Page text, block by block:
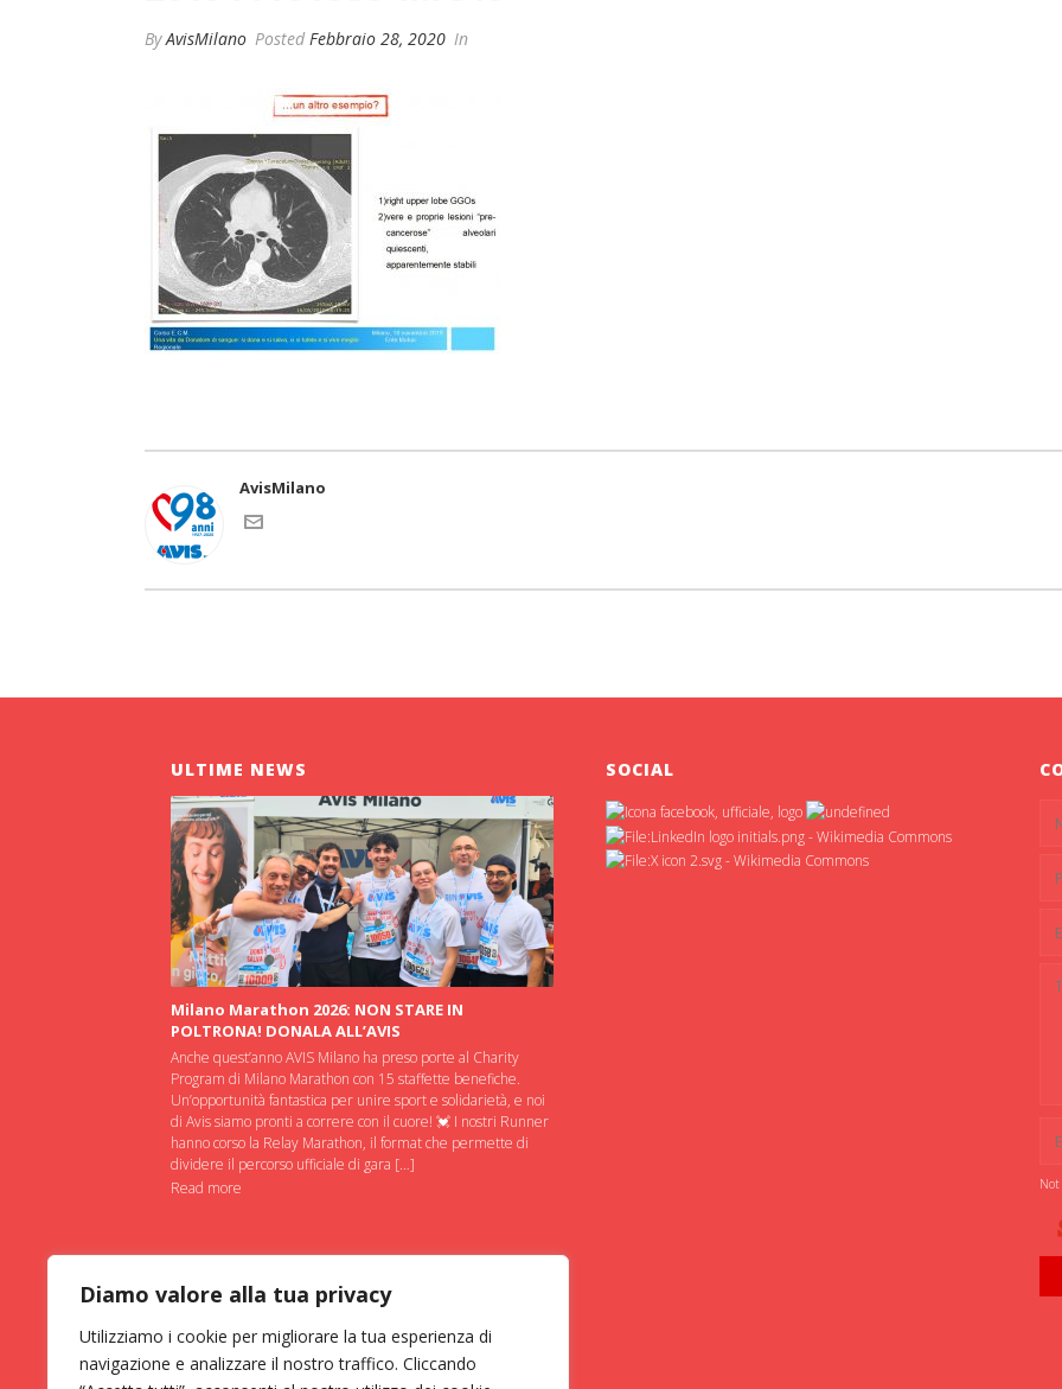
Diamo valore alla tua privacy
Utilizziamo i cookie per migliorare la tua esperienza di
navigazione e analizzare il nostro traffico. Cliccando
ByAvisMilano Posted Febbraio 28, 2020 In
AvisMilano
ULTIME NEWS
Milano Marathon 2026: NON STARE IN
POLTRONA! DONALA ALL’AVIS
Anche quest’anno AVIS Milano ha preso porte al Charity
Program di Milano Marathon con 15 staffette benefiche.
Un’opportunità fantastica per unire sport e solidarietà, e noi
di Avis siamo pronti a correre con il cuore! 💓 I nostri Runner
hanno corso la Relay Marathon, il format che permette di
dividere il percorso ufficiale di gara […]
Read more
SOCIAL